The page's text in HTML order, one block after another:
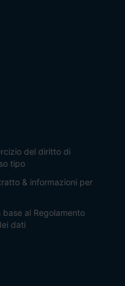
del diritto di
tipo
& informazioni per
al Regolamento
dati